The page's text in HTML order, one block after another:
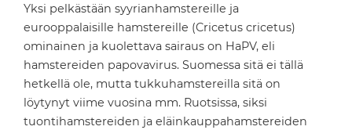
Yksi pelkästään syyrianhamstereille ja
eurooppalaisille hamstereille (Cricetus cricetus)
ominainen ja kuolettava sairaus on HaPV, eli
hamstereiden papovavirus. Suomessa sitä ei tällä
hetkellä ole, mutta tukkuhamstereilla sitä on
löytynyt viime vuosina mm. Ruotsissa, siksi
tuontihamstereiden ja eläinkauppahamstereiden